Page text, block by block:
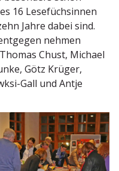
16 Lesefüch­sinnen
Jahre dabei sind.
nehmen
Chust, Michael
Götz Krüger,
Gall und Antje